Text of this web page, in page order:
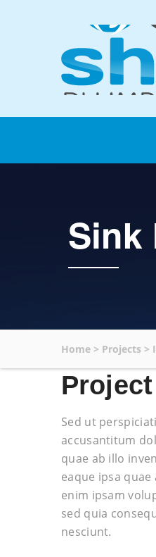
Sink
Home > Projects >
Sed ut
accusantitum
quae ab illo
eaque ipsa
enim ipsam
sed quia
nesciunt.